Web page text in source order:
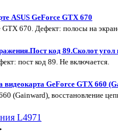
GeForce GTX 670
670. Дефект: полосы на
код 89.Сколот угол
пост код 89. Не включается.
GeForce GTX 660
(Gainward), восстановление
L4971